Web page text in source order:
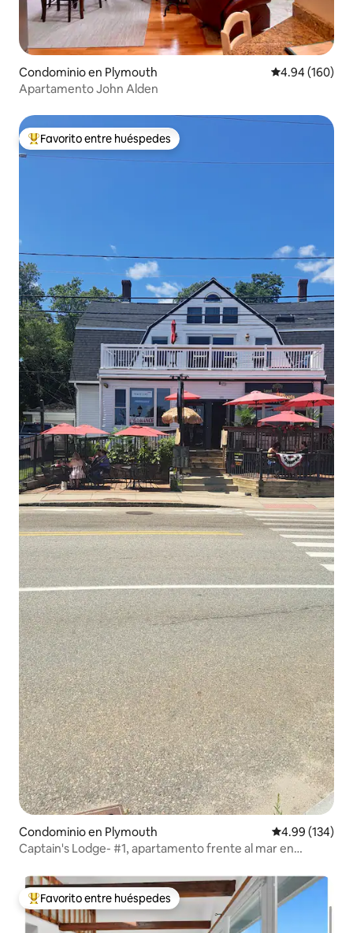
Condominio en Plymouth Calificación
4.94 (160)
Apartamento John Alden
De los mejores en Favorito entre huéspedes
Favorito entre huéspedes
Condominio en Plymouth Calificación
4.99 (134)
Captain's Lodge- #1, apartamento frente al mar en
De los mejores en Favorito entre huéspedes
Favorito entre huéspedes